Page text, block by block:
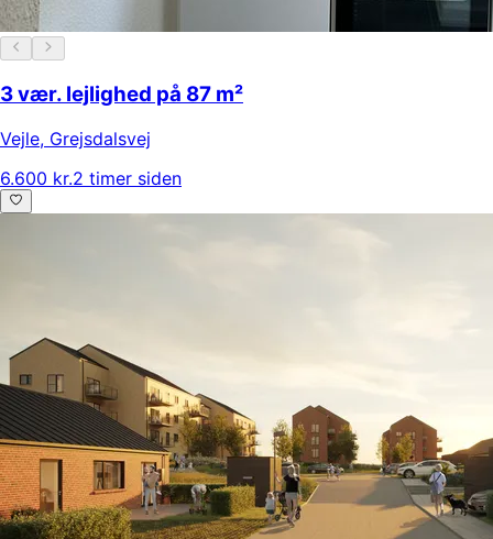
3 vær. lejlighed på 87 m²
Vejle, Grejsdalsvej
6.600 kr.2 timer siden